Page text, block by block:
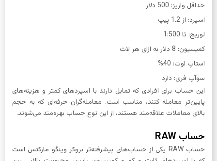
حداقل واریز: 500 دلار
اسپرد: از 1.2 پیپ
لوریج: تا 1:500
کمیسیون: 8 دلار به ازای هر لات
استاپ اوت: 40%
سوآپ فری: دارد
این حساب برای افرادی که تمایل دارند با اسپردهای کمتر و هزینه‌های
پایین‌تر معامله کنند، مناسب است. معامله‌گران حرفه‌ای که به حجم
بالای معاملات علاقه‌مند هستند، از این نوع حساب بهره‌مند می‌شوند.
حساب RAW
حساب RAW یکی از حساب‌های پیشرفته‌تر بروکر وینگو مارکتس است